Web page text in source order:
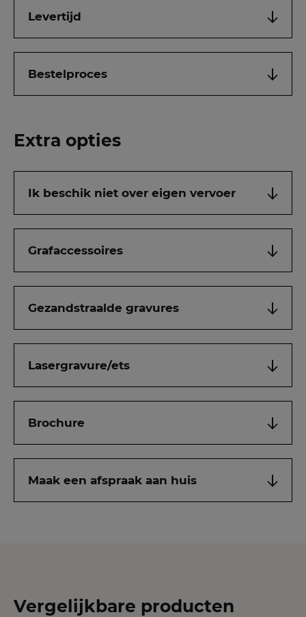
Levertijd
Bestelproces
Extra opties
Ik beschik niet over eigen vervoer
Grafaccessoires
Gezandstraalde gravures
Lasergravure/ets
Brochure
Maak een afspraak aan huis
Vergelijkbare producten